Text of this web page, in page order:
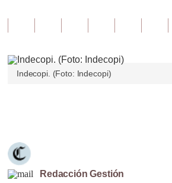
Indecopi. (Foto: Indecopi)
Redacción Gestión